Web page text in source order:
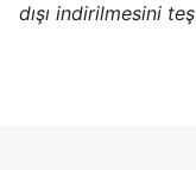
dışı indirilmesini